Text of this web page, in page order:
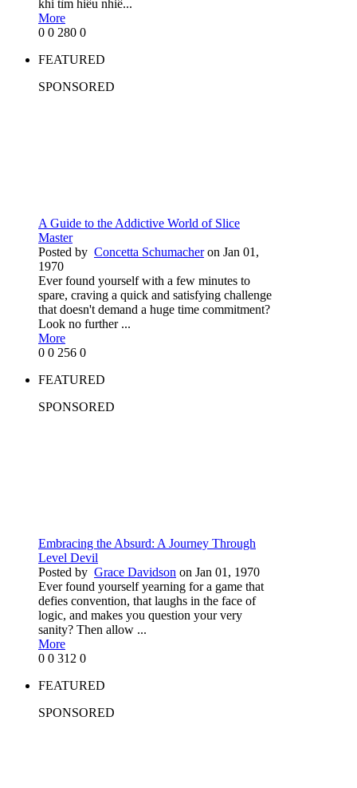
khi tìm hiểu nhiề...
More
0 0 280 0
FEATURED
SPONSORED
A Guide to the Addictive World of Slice
Master
Posted by Concetta Schumacher on Jan 01,
1970
Ever found yourself with a few minutes to
spare, craving a quick and satisfying challenge
that doesn't demand a huge time commitment?
Look no further ...
More
0 0 256 0
FEATURED
SPONSORED
Embracing the Absurd: A Journey Through
Level Devil
Posted by Grace Davidson on Jan 01, 1970
Ever found yourself yearning for a game that
defies convention, that laughs in the face of
logic, and makes you question your very
sanity? Then allow ...
More
0 0 312 0
FEATURED
SPONSORED